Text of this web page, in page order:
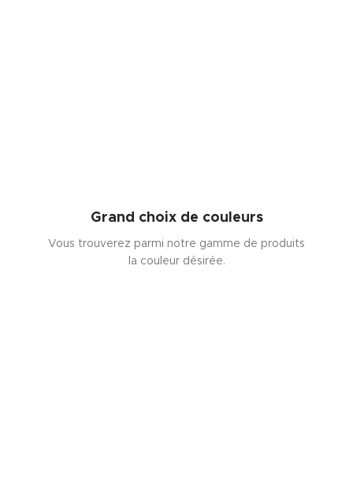
Grand choix de couleurs
Vous trouverez parmi notre gamme de produits
la couleur désirée.